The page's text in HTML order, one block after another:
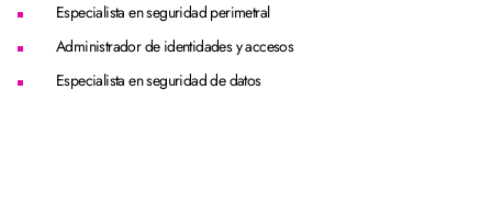
Especialista en seguridad perimetral
Administrador de identidades y accesos
Especialista en seguridad de datos